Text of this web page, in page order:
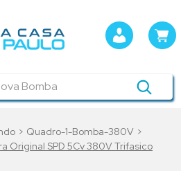
Quadro-1-Bomba-380V
Original SPD 5Cv 380V Trifasico